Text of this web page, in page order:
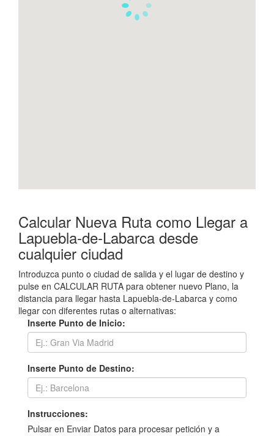
Calcular Nueva Ruta como Llegar a
Lapuebla-de-Labarca desde
cualquier ciudad
Introduzca punto o ciudad de salida y el lugar de destino y
pulse en CALCULAR RUTA para obtener nuevo Plano, la
distancia para llegar hasta Lapuebla-de-Labarca y como
llegar con diferentes rutas o alternativas:
Inserte Punto de Inicio:
Inserte Punto de Destino:
Instrucciones:
Pulsar en Enviar Datos para procesar petición y a